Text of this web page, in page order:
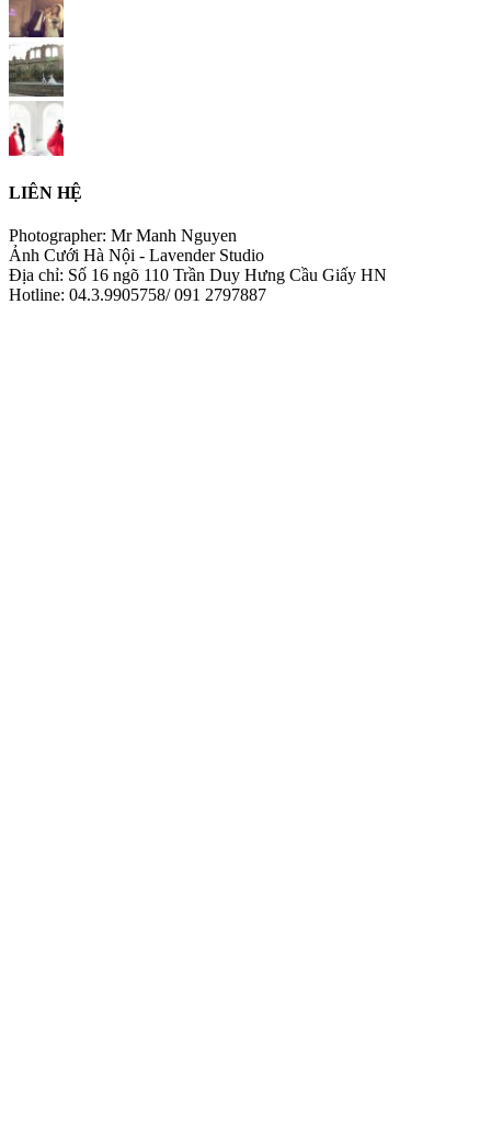
LIÊN HỆ
Photographer: Mr Manh Nguyen
Ảnh Cưới Hà Nội - Lavender Studio
Địa chỉ: Số 16 ngõ 110 Trần Duy Hưng Cầu Giấy HN
Hotline: 04.3.9905758/ 091 2797887